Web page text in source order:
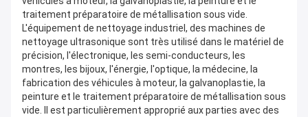
traitement préparatoire de métallisation sous vide.
L'équipement de nettoyage industriel, des machines de
nettoyage ultrasonique sont très utilisé dans le matériel de
précision, l'électronique, les semi-conducteurs, les
montres, les bijoux, l'énergie, l'optique, la médecine, la
fabrication des véhicules à moteur, la galvanoplastie, la
peinture et le traitement préparatoire de métallisation sous
vide. Il est particulièrement approprié aux parties avec des